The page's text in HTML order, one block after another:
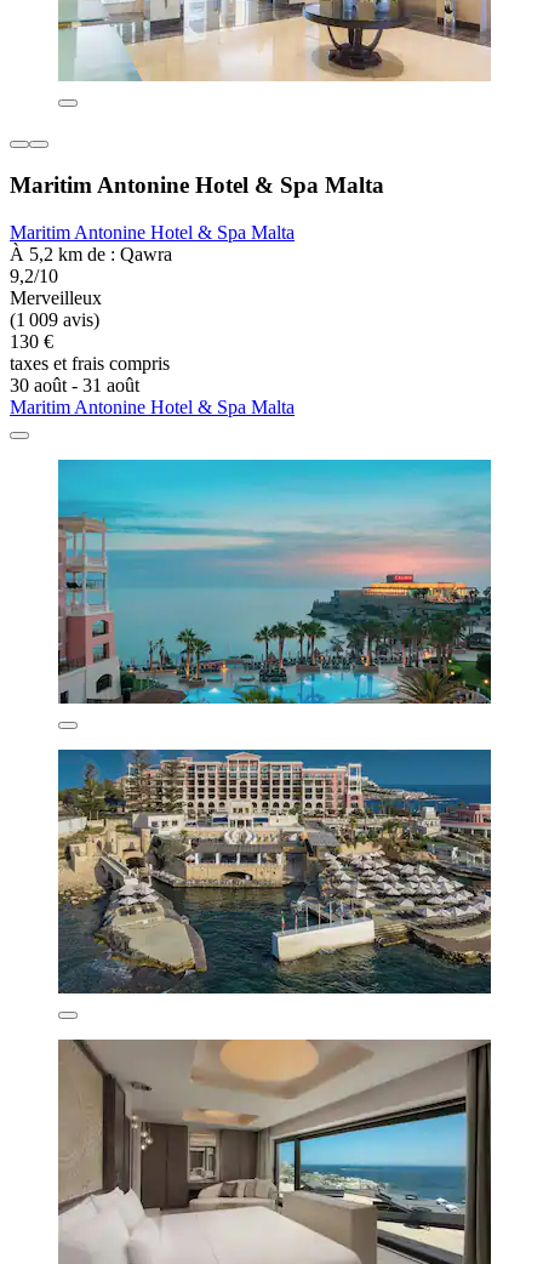
Maritim Antonine Hotel & Spa Malta
Maritim Antonine Hotel & Spa Malta
À 5,2 km de : Qawra
9,2/10
Merveilleux
(1 009 avis)
130 €
taxes et frais compris
30 août - 31 août
Maritim Antonine Hotel & Spa Malta